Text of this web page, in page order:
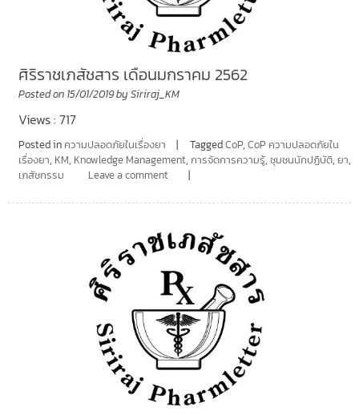
ศิริราชเภสัชสาร เดือนมกราคม 2562
Posted on 15/01/2019by Siriraj_KM
Views : 717
Posted in ความปลอดภัยในเรื่องยา TaggedCoP, CoP ความปลอดภัยใน
เรื่องยา, KM, Knowledge Management, การจัดการความรู้, ชุมชนนักปฏิบัติ, ยา,
เภสัชกรรม
Leave a comment